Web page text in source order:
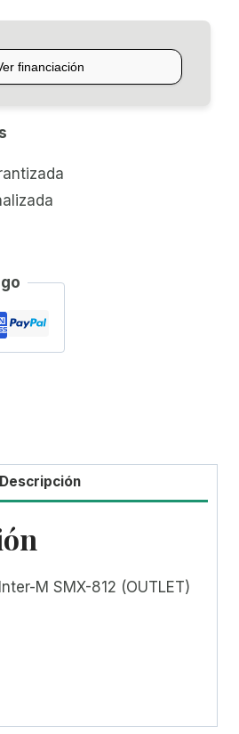
Descripción
M SMX-812 (OUTLET)